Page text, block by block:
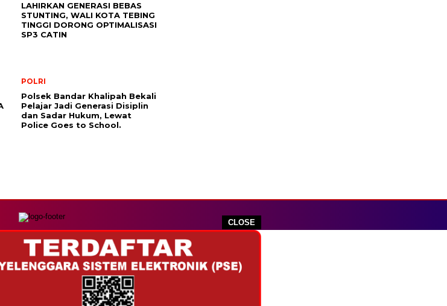
CLOSE
LAHIRKAN GENERASI BEBAS
STUNTING, WALI KOTA TEBING
TINGGI DORONG OPTIMALISASI
SP3 CATIN
POLRI
Polsek Bandar Khalipah Bekali
Pelajar Jadi Generasi Disiplin
dan Sadar Hukum, Lewat
Police Goes to School.
Tiktok.com Twitter.com